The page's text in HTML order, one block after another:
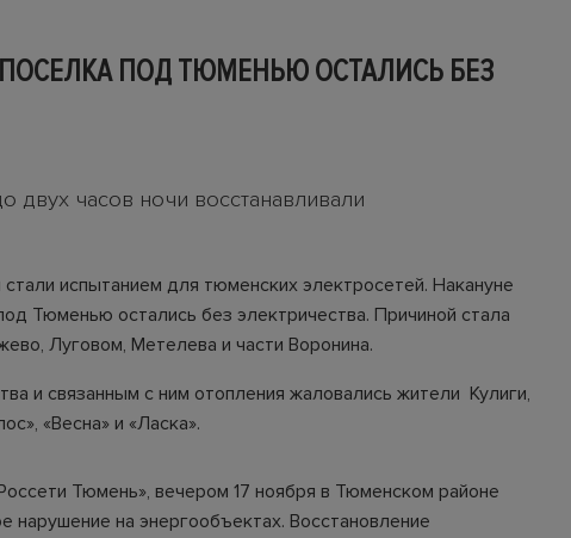
ПОД ТЮМЕНЬЮ ОСТАЛИСЬ БЕЗ
двух часов ночи восстанавливали
испытанием для тюменских электросетей. Накануне
Тюменью остались без электричества. Причиной стала
Луговом, Метелева и части Воронина.
и связанным с ним отопления жаловались жители Кулиги,
«Весна» и «Ласка».
Тюмень», вечером 17 ноября в Тюменском районе
нарушение на энергообъектах. Восстановление